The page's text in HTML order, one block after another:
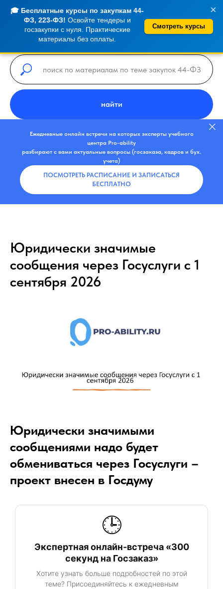
×
🎓 Бесплатные курсы по закупкам 44-
ФЗ, 223-ФЗ! Освойте тендеры и
госзакупки с нуля. Практические
материалы без оплаты.
Смотреть курсы
найти
Ежедневные онлайн встречи на которых эксперты учебного
центра Pro-ability
разбирают с вами актуальные вопросы (госзаказа, кадров и бух.
учета)
ПОСМОТРЕТЬ РАСПИСАНИЕ И ЗАПИСАТЬСЯ
БЕСПЛАТНО
Юридически значимые
сообщения через Госуслуги с 1
сентября 2026
Юридически значимыми
сообщениями надо будет
обмениваться через Госуслуги –
проект внесен в Госдуму
🕒
Экспертная онлайн-встреча «300
секунд на Госзаказ»
Хотите узнать больше подробностей по этой
теме? Присоединяйтесь к ежедневным